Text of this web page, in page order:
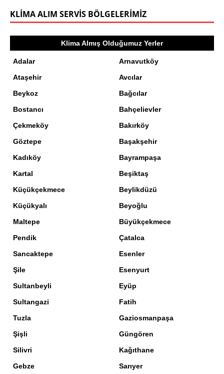
KLIMA ALIM SERVIS BÖLGELERIMIZ
Klima Almış Olduğumuz Yerler
Adalar
Ataşehir
Beykoz
Bostancı
Çekmeköy
Göztepe
Kadıköy
Kartal
Küçükçekmece
Küçükyalı
Maltepe
Pendik
Sancaktepe
Şile
Sultanbeyli
Sultangazi
Tuzla
Şişli
Silivri
Gebze
Arnavutköy
Avcılar
Bağcılar
Bahçelievler
Bakırköy
Başakşehir
Bayrampaşa
Beşiktaş
Beylikdüzü
Beyoğlu
Büyükçekmece
Çatalca
Esenler
Esenyurt
Eyüp
Fatih
Gaziosmanpaşa
Güngören
Kağıthane
Sarıyer